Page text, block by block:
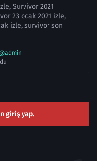
Survivor 2021
23 ocak 2021 izle,
izle, survivor son
@admin
giriş yap.